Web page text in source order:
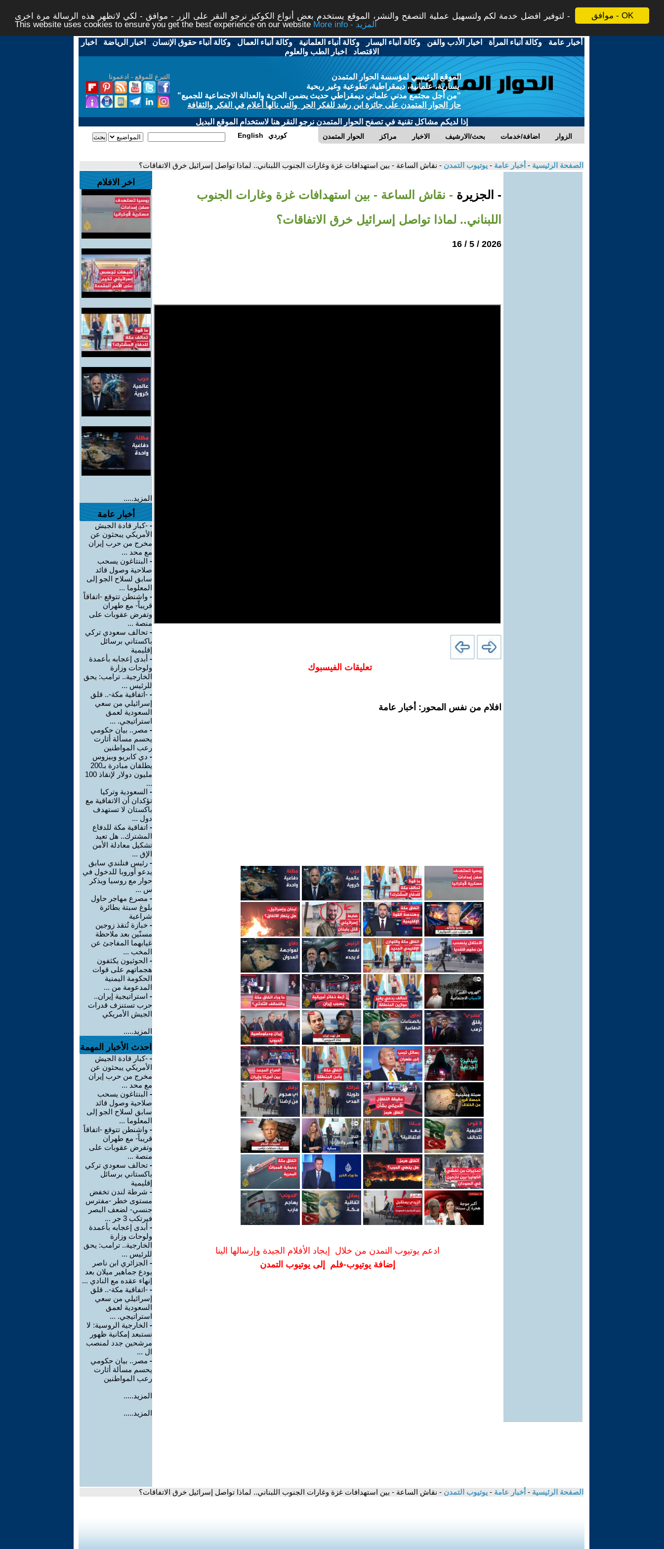
موافق - OK
لتوفير افضل خدمة لكم ولتسهيل عملية التصفح والنشر، الموقع يستخدم بعض أنواع الكوكيز نرجو النقر على الزر - موافق - لكي لاتظهر هذه الرسالة مرة اخرى -
This website uses cookies to ensure you get the best experience on our website
More info - المزيد
أخبار عامة -وكالة أنباء المرأة - اخبار الأدب والفن -وكالة أنباء اليسار -وكالة أنباء العلمانية -وكالة أنباء العمال -وكالة أنباء حقوق الإنسان - اخبار الرياضة - اخبار
الاقتصاد - اخبار الطب والعلوم
التبرع للموقع - ادعمونا
الموقع الرئيسي لمؤسسة الحوار المتمدن
يسارية، علمانية، ديمقراطية، تطوعية وغير ربحية
"من أجل مجتمع مدني علماني ديمقراطي حديث يضمن الحرية والعدالة الاجتماعية للجميع"
حاز الحوار المتمدن على جائزة ابن رشد للفكر الحر والتى نالها أعلام في الفكر والثقافة
إذا لديكم مشاكل تقنية في تصفح الحوار المتمدن نرجو النقر هنا لاستخدام الموقع البديل
الحوار المتمدن مراكز الاخبار بحث/الارشيف اضافة/خدمات الزوار English كوردي
الصفحة الرئيسية - أخبار عامة - يوتيوب التمدن - نقاش الساعة - بين استهدافات غزة وغارات الجنوب اللبناني.. لماذا تواصل إسرائيل خرق الاتفاقات؟
- الجزيرة - نقاش الساعة - بين استهدافات غزة وغارات الجنوب
اللبناني.. لماذا تواصل إسرائيل خرق الاتفاقات؟
2026 / 5 / 16
تعليقات الفيسبوك
افلام من نفس المحور: أخبار عامة
ادعم يوتيوب التمدن من خلال إيجاد الأفلام الجيدة وإرسالها الينا
إضافة يوتيوب-فلم إلى يوتيوب التمدن
اخر الافلام
المزيد.....
أخبار عامة
- -كبار قادة الجيش
الأمريكي يبحثون عن
مخرج من حرب إيران
مع محد ...
- البنتاغون يسحب
صلاحية وصول قائد
سابق لسلاح الجو إلى
المعلوما ...
- واشنطن تتوقع -اتفاقاً
قريباً- مع طهران
وتفرض عقوبات على
منصة ...
- تحالف سعودي تركي
باكستاني برسائل
إقليمية
- أبدى إعجابه بأعمدة
ولوحات وزارة
الخارجية.. ترامب: يحق
للرئيس ...
- -اتفاقية مكة-.. قلق
إسرائيلي من سعي
السعودية لعمق
استراتيجي. ...
- مصر.. بيان حكومي
يحسم مسألة أثارت
رعب المواطنين
- دي كابريو وبيزوس
يطلقان مبادرة بـ200
مليون دولار لإنقاذ 100
...
- السعودية وتركيا
تؤكدان أن الاتفاقية مع
باكستان لا تستهدف
دول ...
- اتفاقية مكة للدفاع
المشترك.. هل تعيد
تشكيل معادلة الأمن
الإق ...
- رئيس فنلندي سابق
يدعو أوروبا للدخول في
حوار مع روسيا ويذكر
س ...
- مصرع مهاجر حاول
بلوغ سبتة بطائرة
شراعية
- خبازة تُنقذ زوجين
مسنّين بعد ملاحظة
غيابهما المفاجئ عن
المخب ...
- الحوثيون يكثفون
هجماتهم على قوات
الحكومة اليمنية
المدعومة من ...
- استراتيجية إيران..
حرب تستنزف قدرات
الجيش الأمريكي
المزيد.....
احدث الأخبار المهمة
- -كبار قادة الجيش
الأمريكي يبحثون عن
مخرج من حرب إيران
مع محد ...
- البنتاغون يسحب
صلاحية وصول قائد
سابق لسلاح الجو إلى
المعلوما ...
- واشنطن تتوقع -اتفاقاً
قريباً- مع طهران
وتفرض عقوبات على
منصة ...
- تحالف سعودي تركي
باكستاني برسائل
إقليمية
- شرطة لندن تخفض
مستوى خطر -مفترس
جنسي- لضعف البصر
فيرتكب 3 جر ...
- أبدى إعجابه بأعمدة
ولوحات وزارة
الخارجية.. ترامب: يحق
للرئيس ...
- الجزائري ابن ناصر
يودع جماهير ميلان بعد
إنهاء عقده مع النادي ...
- -اتفاقية مكة-.. قلق
إسرائيلي من سعي
السعودية لعمق
استراتيجي. ...
- الخارجية الروسية: لا
نستبعد إمكانية ظهور
مرشحين جدد لمنصب
ال ...
- مصر.. بيان حكومي
يحسم مسألة أثارت
رعب المواطنين
المزيد.....
المزيد.....
الصفحة الرئيسية - أخبار عامة - يوتيوب التمدن - نقاش الساعة - بين استهدافات غزة وغارات الجنوب اللبناني.. لماذا تواصل إسرائيل خرق الاتفاقات؟